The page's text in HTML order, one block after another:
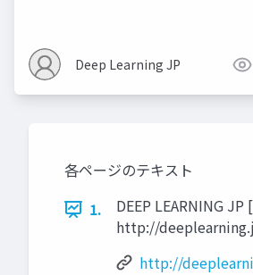
Deep Learning JP
各ページのテキスト
1.
DEEP LEARNING
http://
http://